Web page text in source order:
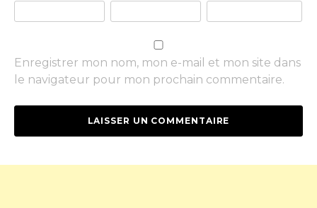
Enregistrer mon nom, mon e-mail et mon site dans
le navigateur pour mon prochain commentaire.